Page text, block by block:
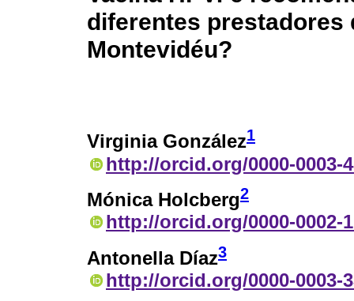
diferentes prestadores
Montevidéu?
Virginia González1
http://orcid.org/0000-0003-
Mónica Holcberg2
http://orcid.org/0000-0002-
Antonella Díaz3
http://orcid.org/0000-0003-